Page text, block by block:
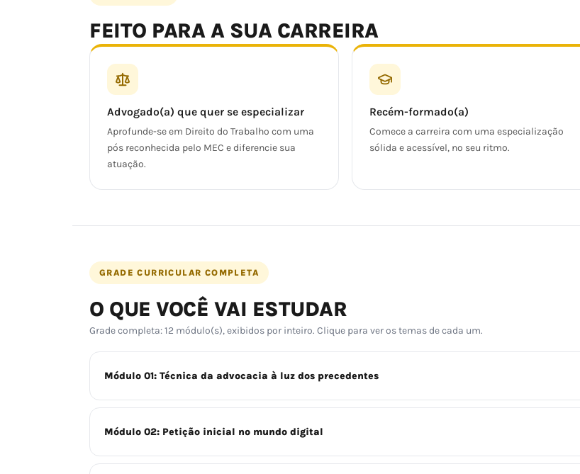
FEITO PARA A SUA CARREIRA
Advogado(a) que quer se especializar
Aprofunde-se em Direito do Trabalho com uma
pós reconhecida pelo MEC e diferencie sua
atuação.
Recém-formado(a)
Comece a carreira com uma especialização
sólida e acessível, no seu ritmo.
GRADE CURRICULAR COMPLETA
O QUE VOCÊ VAI ESTUDAR
Grade completa: 12 módulo(s), exibidos por inteiro. Clique para ver os temas de cada um.
Módulo 01: Técnica da advocacia à luz dos precedentes
Módulo 02: Petição inicial no mundo digital